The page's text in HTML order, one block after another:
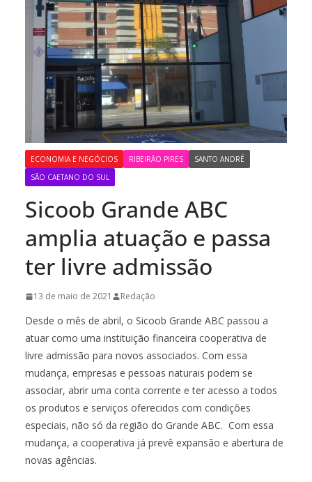
ECONOMIA E NEGÓCIOS RIBEIRÃO PIRES
SANTO ANDRÉ
SÃO CAETANO DO SUL
Sicoob Grande ABC
amplia atuação e passa
ter livre admissão
13 de maio de 2021 Redação
Desde o mês de abril, o Sicoob Grande ABC passou a
atuar como uma instituição financeira cooperativa de
livre admissão para novos associados. Com essa
mudança, empresas e pessoas naturais podem se
associar, abrir uma conta corrente e ter acesso a todos
os produtos e serviços oferecidos com condições
especiais, não só da região do Grande ABC. Com essa
mudança, a cooperativa já prevê expansão e abertura de
novas agências.